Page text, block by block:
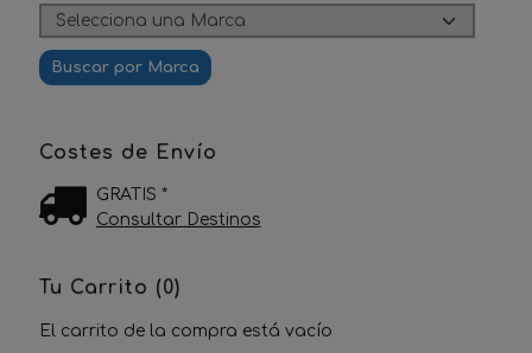
Costes de Envío
GRATIS *
Consultar Destinos
Tu Carrito (0)
El carrito de la compra está vacío